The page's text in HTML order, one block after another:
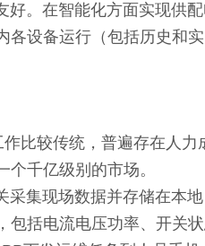
。在智能化方面实现供
设备运行（包括历史和
比较传统，普遍存在人力
千亿级别的市场。
集现场数据并存储在本
括电流电压功率、开关